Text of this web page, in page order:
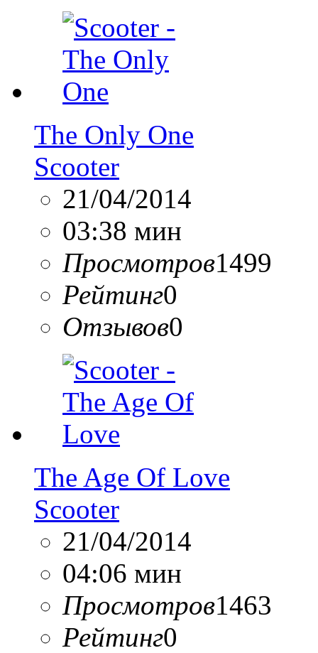
The Only One
Scooter
21/04/2014
03:38 мин
Просмотров1499
Рейтинг0
Отзывов0
The Age Of Love
Scooter
21/04/2014
04:06 мин
Просмотров1463
Рейтинг0